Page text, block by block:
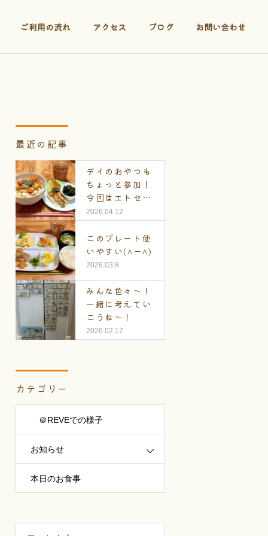
ご利用の流れ アクセス ブログ お問い合わせ
最近の記事
デイのおやつも
ちょっと参加！
今回はエトセト
ラ
2026.04.12
このプレート使
いやすい(^ー^)
2026.03.8
みんな色々～！
一緒に考えてい
こうね～！
2026.02.17
カテゴリー
＠REVEでの様子
お知らせ
本日のお食事